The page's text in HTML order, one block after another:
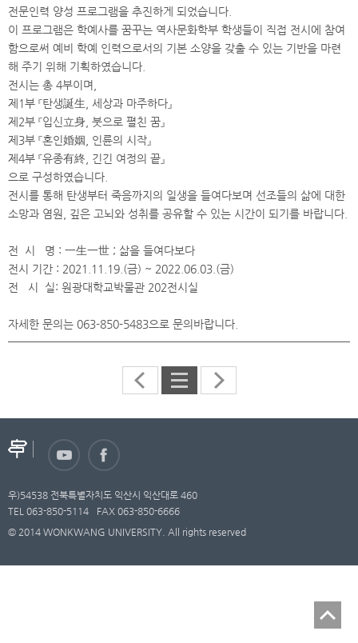
전문인력 양성 프로그램을 추진하게 되었습니다.
이 프로그램은 학예사를 꿈꾸는 역사문화학부 학생들이 직접 전시에 참여
함으로써 예비 학예 인력으로서의 기본 소양을 갖출 수 있는 기반을 마련
해 주기 위해 기획하였습니다.
전시는 총 4부이며,
제1부 『탄생誕生, 세상과 마주하다』
제2부 『입신立身, 붓으로 펼친 꿈』
제3부 『혼인婚姻, 인륜의 시작』
제4부 『유종有終, 긴긴 여정의 끝』
으로 구성하였습니다.
전시를 통해 탄생부터 죽음까지의 일생을 들여다보며 선조들의 삶에 대한
소망과 염원, 깊은 고뇌와 성취를 공유할 수 있는 시간이 되기를 바랍니다.
전 시 명 : 一生一世 ; 삶을 들여다보다
전시 기간 : 2021.11.19.(금) ~ 2022.06.03.(금)
전 시 실: 원광대학교박물관 202전시실
자세한 문의는 063-850-5483으로 문의바랍니다.
우)54538 전북특별자치도 익산시 익산대로 460
TEL 063-850-5114
FAX 063-850-6666
© 2014 WONKWANG UNIVERSITY. All rights reserved